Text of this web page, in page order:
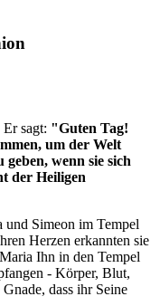
Er sagt: "Guten Tag!
um der Welt
wenn sie sich
der Heiligen
Simeon im Tempel
Herzen erkannten sie
Ihn in den Tempel
- Körper, Blut,
dass ihr Seine